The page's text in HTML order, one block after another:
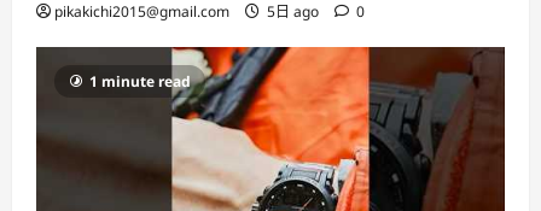
pikakichi2015@gmail.com 5日 ago 0
1 minute read